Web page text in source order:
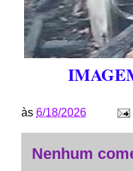
às 6/18/2026
Nenhum